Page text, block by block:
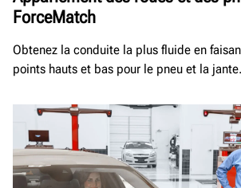
ForceMatch
Obtenez la conduite la plus fluide en
points hauts et bas pour le pneu et la jante.